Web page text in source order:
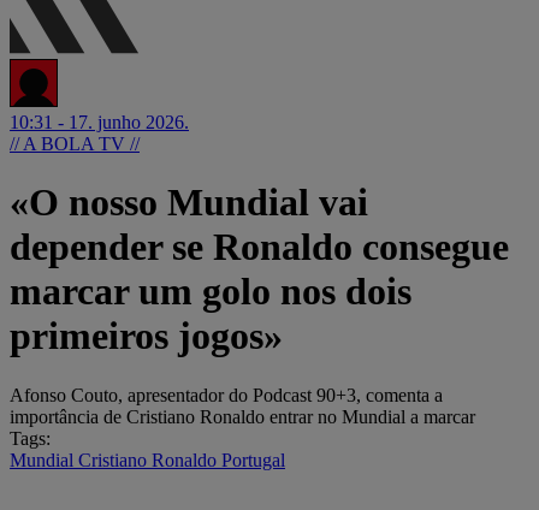
10:31 - 17. junho 2026.
// A BOLA TV //
«O nosso Mundial vai
depender se Ronaldo consegue
marcar um golo nos dois
primeiros jogos»
Afonso Couto, apresentador do Podcast 90+3, comenta a
importância de Cristiano Ronaldo entrar no Mundial a marcar
Tags:
Mundial Cristiano Ronaldo Portugal